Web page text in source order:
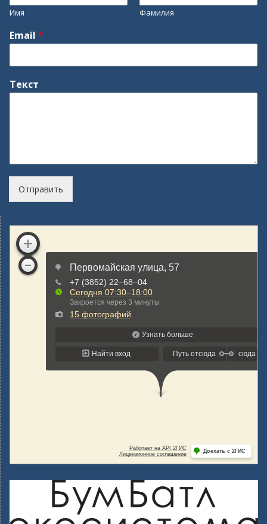
Имя Фамилия
Email *
Текст
Отправить